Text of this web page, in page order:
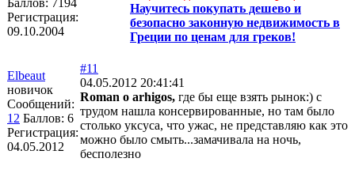
Регистрация:
09.10.2004
Научитесь покупать дешево и
безопасно законную недвижимость в
Греции по ценам для греков!
Elbeaut
новичок
Сообщений:
12 Баллов: 6
Регистрация:
04.05.2012
#11
04.05.2012 20:41:41
Roman o arhigos, где бы еще взять рынок:) с
трудом нашла консервированные, но там было
столько уксуса, что ужас, не представляю как это
можно было смыть...замачивала на ночь,
бесполезно